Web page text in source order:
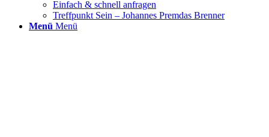
Einfach & schnell anfragen
Treffpunkt Sein – Johannes Premdas Brenner
Menü Menü